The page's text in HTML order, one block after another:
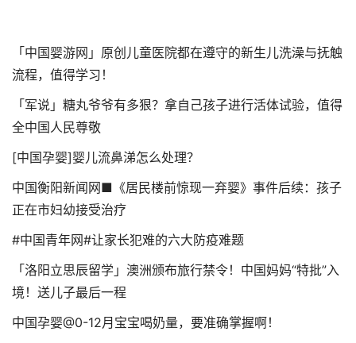
「中国婴游网」原创儿童医院都在遵守的新生儿洗澡与抚触
流程，值得学习！
「军说」糖丸爷爷有多狠？拿自己孩子进行活体试验，值得
全中国人民尊敬
[中国孕婴]婴儿流鼻涕怎么处理？
中国衡阳新闻网■《居民楼前惊现一弃婴》事件后续：孩子
正在市妇幼接受治疗
#中国青年网#让家长犯难的六大防疫难题
「洛阳立思辰留学」澳洲颁布旅行禁令！中国妈妈“特批”入
境！送儿子最后一程
中国孕婴@0-12月宝宝喝奶量，要准确掌握啊！